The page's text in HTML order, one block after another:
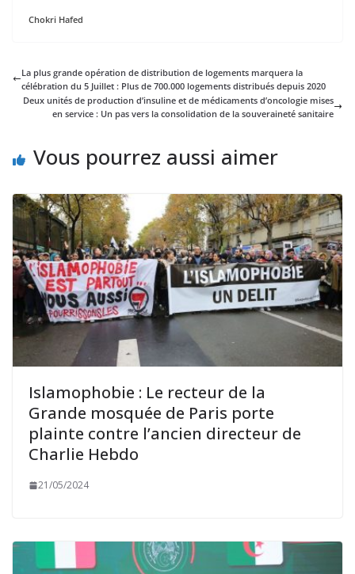
Chokri Hafed
La plus grande opération de distribution de logements marquera la
célébration du 5 Juillet : Plus de 700.000 logements distribués depuis 2020
Deux unités de production d’insuline et de médicaments d’oncologie mises
en service : Un pas vers la consolidation de la souveraineté sanitaire
Vous pourrez aussi aimer
Islamophobie : Le recteur de la
Grande mosquée de Paris porte
plainte contre l’ancien directeur de
Charlie Hebdo
21/05/2024